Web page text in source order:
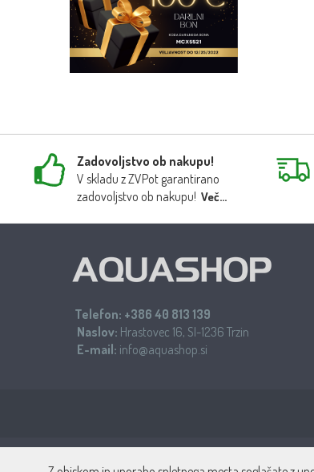
Zadovoljstvo ob nakupu!
V skladu z ZVPot garantirano
zadovoljstvo ob nakupu! Več...
Telefon: +386 40 813 139
Naslov: Hrastovec 16, SI-1236 Trzin
E-mail: info@aquashop.si